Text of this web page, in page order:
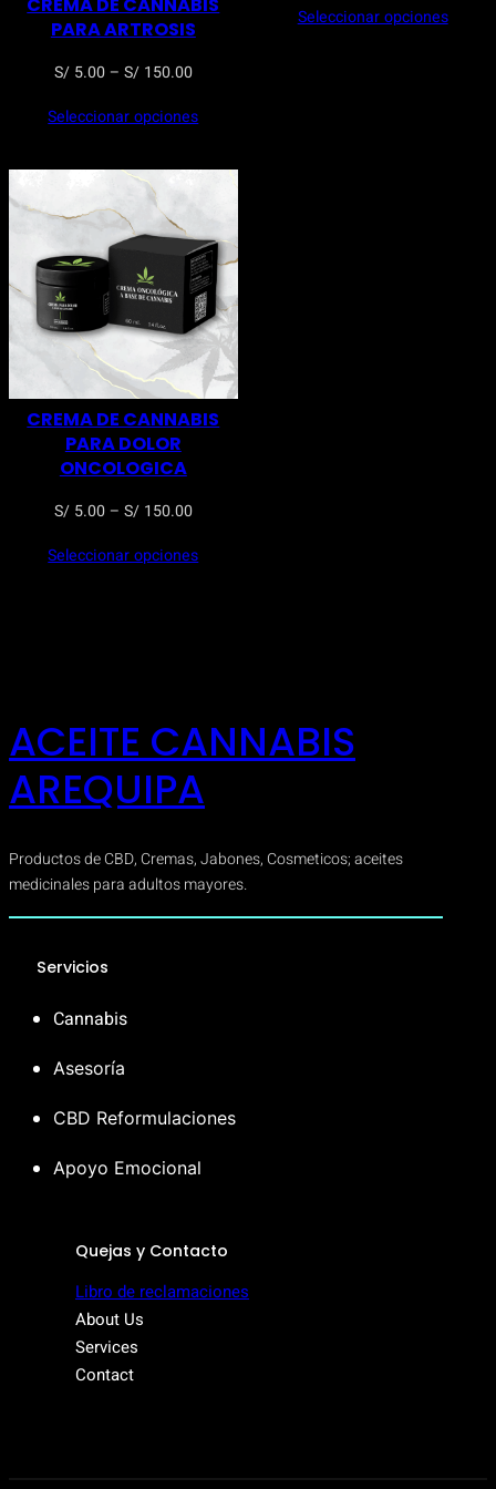
CREMA DE CANNABIS
PARA ARTROSIS
S/5.00 – S/150.00Rango
precios:
S/ 5.00
S/ 150.00
Seleccionar opciones
precios:
Seleccionar opciones
CREMA DE CANNABIS
PARA DOLOR
ONCOLOGICA
S/5.00 – S/150.00Rango
precios:
Seleccionar opciones
ACEITE CANNABIS
AREQUIPA
Productos de CBD, Cremas, Jabones, Cosmeticos; aceites
medicinales para adultos mayores.
Servicios
Cannabis
Asesoría
CBD Reformulaciones
Apoyo Emocional
Quejas y Contacto
Libro de reclamaciones
About Us
Services
Contact